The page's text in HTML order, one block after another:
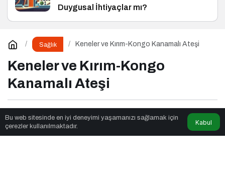
Duygusal İhtiyaçlar mı?
Sağlık Keneler ve Kırım-Kongo Kanamalı Ateşi
Keneler ve Kırım-Kongo
Kanamalı Ateşi
Fox Moda tarafından yayınlandı
4dk, 36sn
Bu web sitesinde en iyi deneyimi yaşamanızı sağlamak için
çerezler kullanılmaktadır.
Kabul